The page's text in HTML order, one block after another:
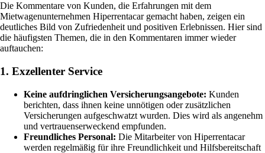
Die Kommentare von Kunden, die Erfahrungen mit dem
Mietwagenunternehmen Hiperrentacar gemacht haben, zeigen ein
deutliches Bild von Zufriedenheit und positiven Erlebnissen. Hier sind
die häufigsten Themen, die in den Kommentaren immer wieder
auftauchen:
1. Exzellenter Service
Keine aufdringlichen Versicherungsangebote: Kunden
berichten, dass ihnen keine unnötigen oder zusätzlichen
Versicherungen aufgeschwatzt wurden. Dies wird als angenehm
und vertrauenserweckend empfunden.
Freundliches Personal: Die Mitarbeiter von Hiperrentacar
werden regelmäßig für ihre Freundlichkeit und Hilfsbereitschaft